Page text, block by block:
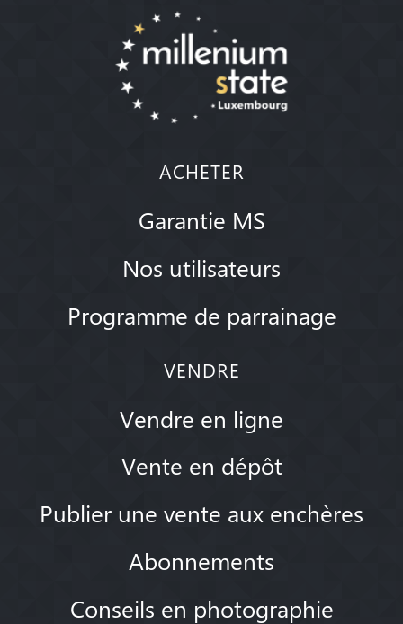
ACHETER
Garantie MS
Nos utilisateurs
Programme de parrainage
VENDRE
Vendre en ligne
Vente en dépôt
Publier une vente aux enchères
Abonnements
Conseils en photographie